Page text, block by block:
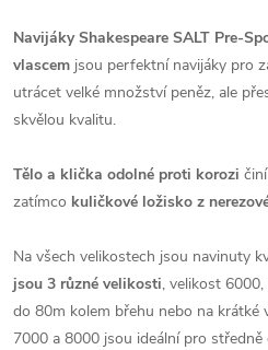
Navijáky Shakespeare SALT Pre-
vlascem jsou perfektní navijáky pro
utrácet velké množství peněz, ale
skvělou kvalitu.
Tělo a klička odolné proti korozi
zatímco kuličkové ložisko z
Na všech velikostech jsou navinuty
jsou 3 různé velikosti, velikost
do 80m kolem břehu nebo na krátké
7000 a 8000 jsou ideální pro